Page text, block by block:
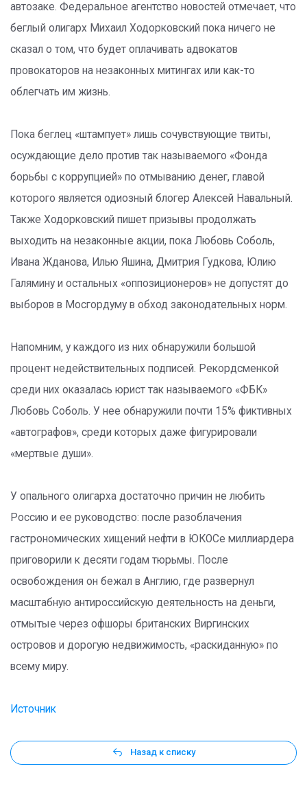
автозаке. Федеральное агентство новостей отмечает, что
беглый олигарх Михаил Ходорковский пока ничего не
сказал о том, что будет оплачивать адвокатов
провокаторов на незаконных митингах или как-то
облегчать им жизнь.
Пока беглец «штампует» лишь сочувствующие твиты,
осуждающие дело против так называемого «Фонда
борьбы с коррупцией» по отмыванию денег, главой
которого является одиозный блогер Алексей Навальный.
Также Ходорковский пишет призывы продолжать
выходить на незаконные акции, пока Любовь Соболь,
Ивана Жданова, Илью Яшина, Дмитрия Гудкова, Юлию
Галямину и остальных «оппозиционеров» не допустят до
выборов в Мосгордуму в обход законодательных норм.
Напомним, у каждого из них обнаружили большой
процент недействительных подписей. Рекордсменкой
среди них оказалась юрист так называемого «ФБК»
Любовь Соболь. У нее обнаружили почти 15% фиктивных
«автографов», среди которых даже фигурировали
«мертвые души».
У опального олигарха достаточно причин не любить
Россию и ее руководство: после разоблачения
гастрономических хищений нефти в ЮКОСе миллиардера
приговорили к десяти годам тюрьмы. После
освобождения он бежал в Англию, где развернул
масштабную антироссийскую деятельность на деньги,
отмытые через офшоры британских Виргинских
островов и дорогую недвижимость, «раскиданную» по
всему миру.
Источник
Назад к списку